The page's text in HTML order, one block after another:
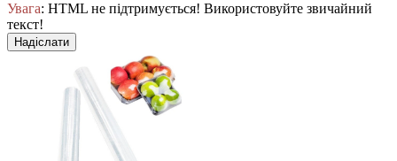
Увага: HTML не підтримується! Використовуйте звичайний
текст!
Надіслати